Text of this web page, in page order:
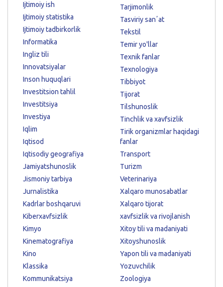
Ijtimoiy ish
Ijtimoiy statistika
Ijtimoiy tadbirkorlik
Informatika
Ingliz tili
Innovatsiyalar
Inson huquqlari
Investitsion tahlil
Investitsiya
Investiya
Iqlim
Iqtisod
Iqtisodiy geografiya
Jamiyatshunoslik
Jismoniy tarbiya
Jurnalistika
Kadrlar boshqaruvi
Kiberxavfsizlik
Kimyo
Kinematografiya
Kino
Klassika
Kommunikatsiya
Tarjimonlik
Tasviriy sanʼat
Tekstil
Temir yo'llar
Texnik fanlar
Texnologiya
Tibbiyot
Tijorat
Tilshunoslik
Tinchlik va xavfsizlik
Tirik organizmlar haqidagi
fanlar
Transport
Turizm
Veterinariya
Xalqaro munosabatlar
Xalqaro tijorat
xavfsizlik va rivojlanish
Xitoy tili va madaniyati
Xitoyshunoslik
Yapon tili va madaniyati
Yozuvchilik
Zoologiya